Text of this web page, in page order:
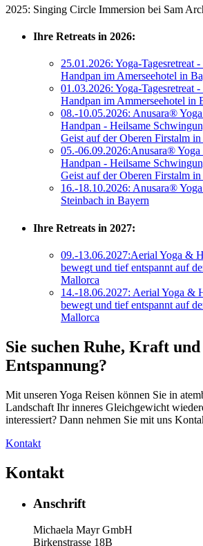
2025: Singing Circle Immersion bei Sam
Ihre Retreats in 2026:
25.01.2026: Yoga-Tagesretreat
Handpan im Amerseehotel in
01.03.2026: Yoga-Tagesretreat
Handpan im Ammerseehotel in
08.-10.05.2026: Anusara®
Handpan - Heilsame
Geist auf der Oberen Firstalm
05.-06.09.2026:Anusara®
Handpan - Heilsame
Geist auf der Oberen Firstalm
16.-18.10.2026: Anusara®
Steinbach in Bayern
Ihre Retreats in 2027:
09.-13.06.2027:Aerial Yoga &
bewegt und tief entspannt auf
Mallorca
14.-18.06.2027: Aerial Yoga &
bewegt und tief entspannt auf
Mallorca
Sie suchen Ruhe, Kraft und
Entspannung?
Mit unseren Yoga Reisen können Sie in
Landschaft Ihr inneres Gleichgewicht
interessiert? Dann nehmen Sie mit uns
Kontakt
Kontakt
Anschrift
Michaela Mayr GmbH
Birkenstrasse 18B